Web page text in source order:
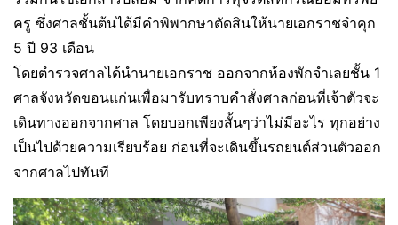
ครู ซึ่งศาลชั้นต้นได้มีคำพิพากษาตัดสินให้นายเอกราชจำคุก
5 ปี 93 เดือน
โดยตำรวจศาลได้นำนายเอกราช ออกจากห้องพักจำเลยชั้น 1
ศาลจังหวัดขอนแก่นเพื่อมารับทราบคำสั่งศาลก่อนที่เจ้าตัวจะ
เดินทางออกจากศาล โดยบอกเพียงสั้นๆว่าไม่มีอะไร ทุกอย่าง
เป็นไปด้วยความเรียบร้อย ก่อนที่จะเดินขึ้นรถยนต์ส่วนตัวออก
จากศาลไปทันที